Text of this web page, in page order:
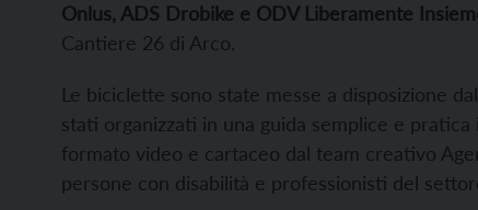
Onlus, ADS Drobike e ODV Liberamente
Cantiere 26 di Arco.
Le biciclette sono state messe a disposizione
stati organizzati in una guida semplice e pratica
formato video e cartaceo dal team creativo
persone con disabilità e professionisti del